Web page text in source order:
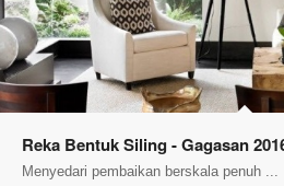
Reka Bentuk Siling - Gagasan
Menyedari pembaikan berskala penuh ...